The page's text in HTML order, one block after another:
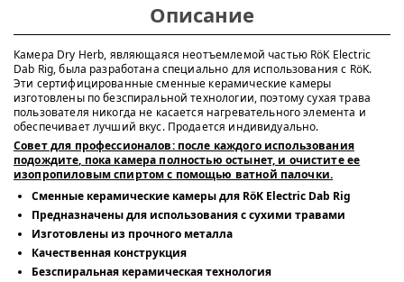
Описание
Камера Dry Herb, являющаяся неотъемлемой частью RöK Electric
Dab Rig, была разработана специально для использования с RöK.
Эти сертифицированные сменные керамические камеры
изготовлены по безспиральной технологии, поэтому сухая трава
пользователя никогда не касается нагревательного элемента и
обеспечивает лучший вкус. Продается индивидуально.
Совет для профессионалов: после каждого использования
подождите, пока камера полностью остынет, и очистите ее
изопропиловым спиртом с помощью ватной палочки.
Сменные керамические камеры для RöK Electric Dab Rig
Предназначены для использования с сухими травами
Изготовлены из прочного металла
Качественная конструкция
Безспиральная керамическая технология